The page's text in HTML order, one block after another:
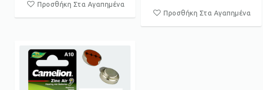
Προσθήκη Στα Αγαπημένα
Προσθήκη Στα Αγαπημένα